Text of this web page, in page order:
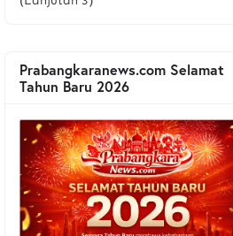
Prabangkaranews.com Selamat
Tahun Baru 2026